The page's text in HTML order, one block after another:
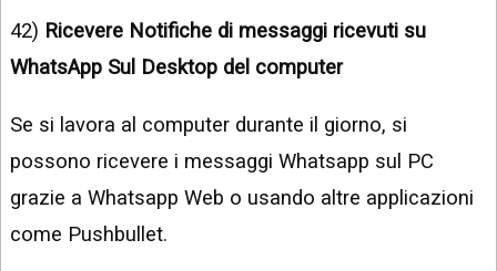
42) Ricevere Notifiche di messaggi ricevuti su
WhatsApp Sul Desktop del computer
Se si lavora al computer durante il giorno, si
possono ricevere i messaggi Whatsapp sul PC
grazie a Whatsapp Web o usando altre applicazioni
come Pushbullet.